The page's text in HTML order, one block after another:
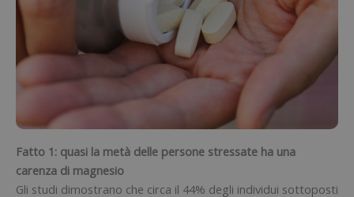
Fatto 1: quasi la metà delle persone stressate ha una
carenza di magnesio
Gli studi dimostrano che circa il 44% degli individui sottoposti